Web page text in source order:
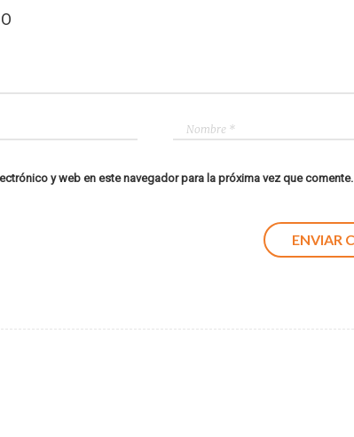
y web en este navegador para la próxima vez que comente.